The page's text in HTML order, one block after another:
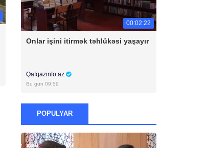
00:02:22
Onlar işini itirmək təhlükəsi yaşayır
Qafqazinfo.az
Bu gün 09:59
POPULYAR